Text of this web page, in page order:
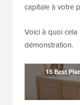
capitale à votre
Voici à quoi
démonstration.